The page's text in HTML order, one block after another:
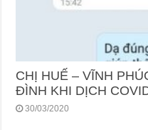
CHỊ HUẾ – VĨNH
ĐÌNH KHI DỊCH
30/03/2020